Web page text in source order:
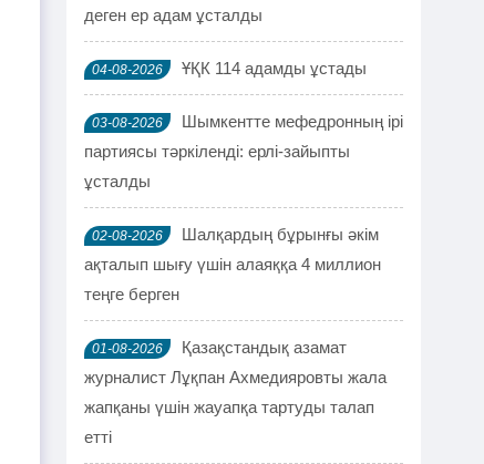
деген ер адам ұсталды
04-08-2026 ҰҚК 114 адамды ұстады
03-08-2026
Шымкентте мефедронның ірі
партиясы тәркіленді: ерлі-зайыпты
ұсталды
02-08-2026
Шалқардың бұрынғы әкім
ақталып шығу үшін алаяққа 4 миллион
теңге берген
01-08-2026
Қазақстандық азамат
журналист Лұқпан Ахмедияровты жала
жапқаны үшін жауапқа тартуды талап
етті